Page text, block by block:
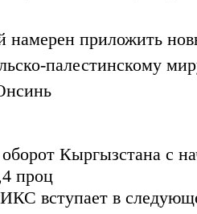
намерен приложить
палестинскому
Кыргызстана с
проц
вступает в